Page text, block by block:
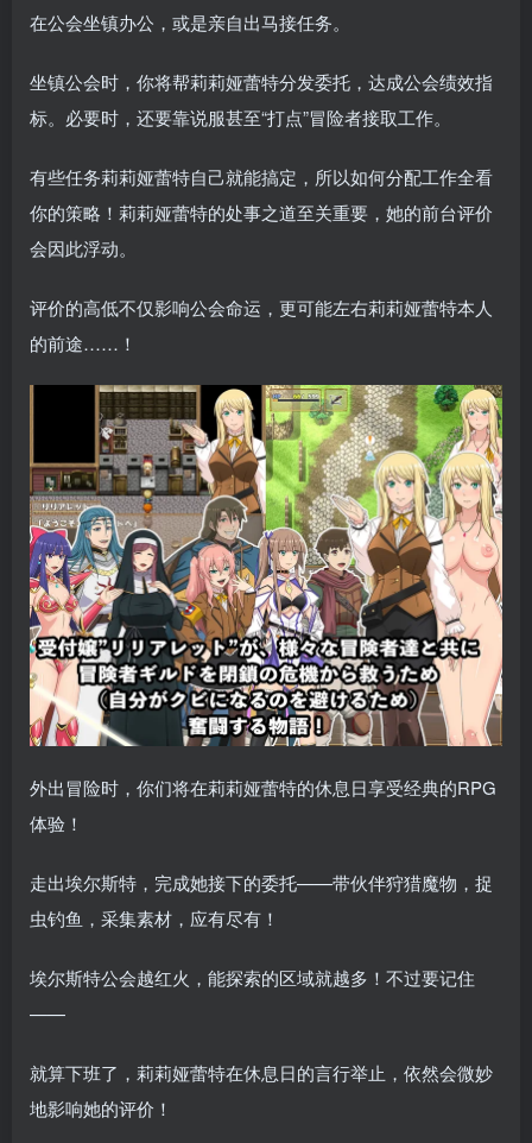
在公会坐镇办公，或是亲自出马接任务。
坐镇公会时，你将帮莉莉娅蕾特分发委托，达成公会绩效指
标。必要时，还要靠说服甚至“打点”冒险者接取工作。
有些任务莉莉娅蕾特自己就能搞定，所以如何分配工作全看
你的策略！莉莉娅蕾特的处事之道至关重要，她的前台评价
会因此浮动。
评价的高低不仅影响公会命运，更可能左右莉莉娅蕾特本人
的前途……！
外出冒险时，你们将在莉莉娅蕾特的休息日享受经典的RPG
体验！
走出埃尔斯特，完成她接下的委托——带伙伴狩猎魔物，捉
虫钓鱼，采集素材，应有尽有！
埃尔斯特公会越红火，能探索的区域就越多！不过要记住
——
就算下班了，莉莉娅蕾特在休息日的言行举止，依然会微妙
地影响她的评价！